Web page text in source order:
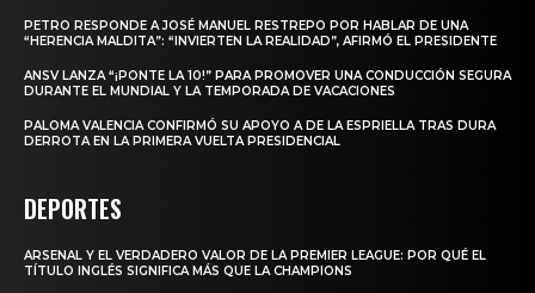
PETRO RESPONDE A JOSÉ MANUEL RESTREPO POR HABLAR DE UNA
“HERENCIA MALDITA”: “INVIERTEN LA REALIDAD”, AFIRMÓ EL PRESIDENTE
ANSV LANZA “¡PONTE LA 10!” PARA PROMOVER UNA CONDUCCIÓN SEGURA
DURANTE EL MUNDIAL Y LA TEMPORADA DE VACACIONES
PALOMA VALENCIA CONFIRMÓ SU APOYO A DE LA ESPRIELLA TRAS DURA
DERROTA EN LA PRIMERA VUELTA PRESIDENCIAL
DEPORTES
ARSENAL Y EL VERDADERO VALOR DE LA PREMIER LEAGUE: POR QUÉ EL
TÍTULO INGLÉS SIGNIFICA MÁS QUE LA CHAMPIONS